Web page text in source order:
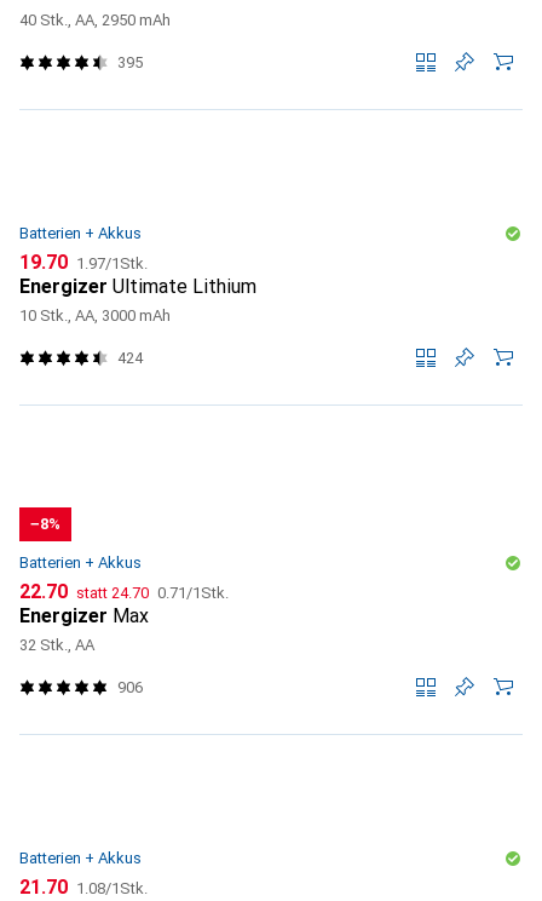
40 Stk., AA, 2950 mAh
395
Batterien + Akkus
CHF
19.70 CHF
1.97/1Stk.
Energizer Ultimate Lithium
10 Stk., AA, 3000 mAh
424
−8%
Batterien + Akkus
CHF
22.70 statt CHF
24.70 CHF
0.71/1Stk.
Energizer Max
32 Stk., AA
906
Batterien + Akkus
CHF
21.70 CHF
1.08/1Stk.